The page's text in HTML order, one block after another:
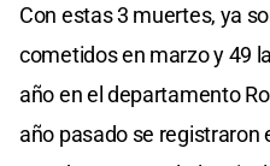
Con estas 3 muertes, ya
cometidos en marzo y 49
año en el departamento
año pasado se registraron